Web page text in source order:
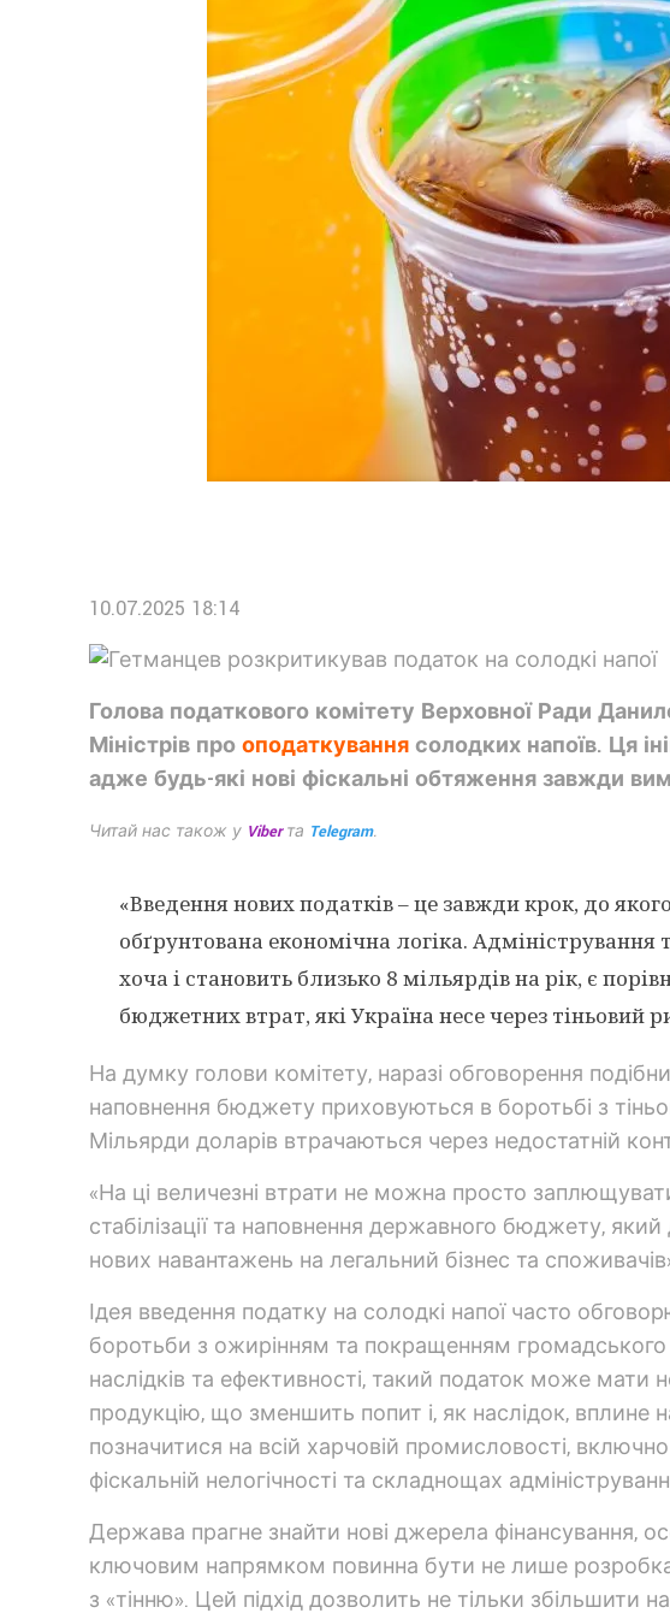
10.07.2025 18:14
Голова податкового комітету Верховної Ради
Міністрів прооподаткування солодких напоїв. Ця
адже будь-які нові фіскальні обтяження завжди
Читай нас також у Viberта Telegram.
«Введення нових податків – це завжди крок, до
обґрунтована економічна логіка.
хоча і становить близько 8 мільярдів на рік, є
бюджетних втрат, які Україна несе через тіньовий
На думку голови комітету, наразі обговорення
наповнення бюджету приховуються в боротьбі з
Мільярди доларів втрачаються через недостатній
«На ці величезні втрати не можна просто
стабілізації та наповнення державного бюджету,
нових навантажень на легальний бізнес та
Ідея введення податку на солодкі напої часто
боротьби з ожирінням та покращенням громадського
наслідків та ефективності, такий податок може мати
продукцію, що зменшить попит і, як наслідок,
позначитися на всій харчовій промисловості,
фіскальній нелогічності та складнощах
Держава прагне знайти нові джерела фінансування,
ключовим напрямком повинна бути не лише розробка
з «тінню». Цей підхід дозволить не тільки